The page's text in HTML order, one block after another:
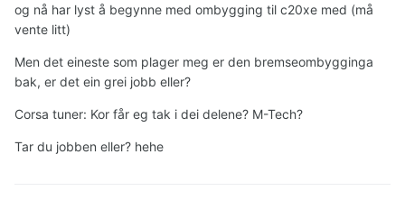
og nå har lyst å begynne med ombygging til c20xe med (må
vente litt)
Men det eineste som plager meg er den bremseombygginga
bak, er det ein grei jobb eller?
Corsa tuner: Kor får eg tak i dei delene? M-Tech?
Tar du jobben eller? hehe